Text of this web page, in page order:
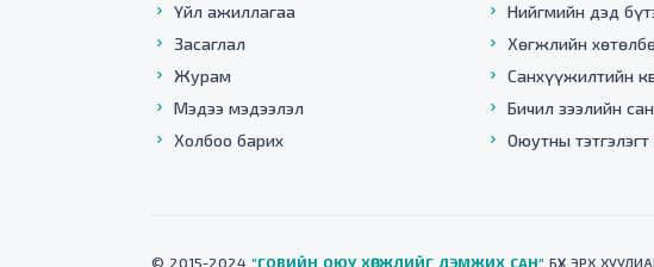
Үйл ажиллагаа
Засаглал
Журам
Мэдээ мэдээлэл
Холбоо барих
Нийгмийн дэд
Хөгжлийн
Санхүүжилтийн
Бичил зээлийн сан
Оюутны тэтгэлэгт
© 2015-2024 "ГОВИЙН ОЮУ ХӨГЖЛИЙГ ДЭМЖИХ САН" БҮХ ЭРХ